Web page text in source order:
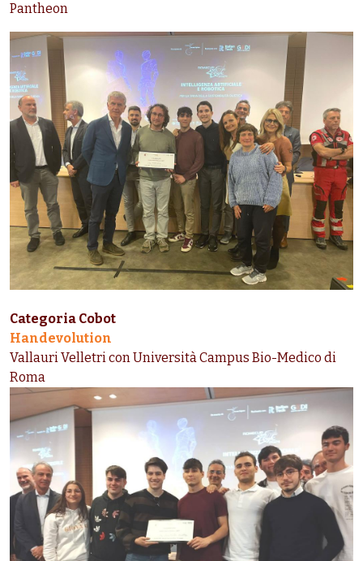
Pantheon
Categoria Cobot
Handevolution
Vallauri Velletri con Università Campus Bio-Medico di
Roma